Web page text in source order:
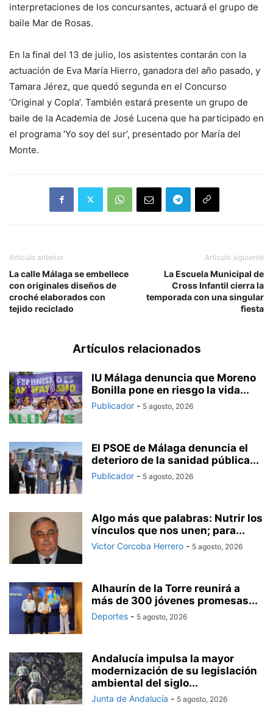
interpretaciones de los concursantes, actuará el grupo de
baile Mar de Rosas.
En la final del 13 de julio, los asistentes contarán con la
actuación de Eva María Hierro, ganadora del año pasado, y
Tamara Jérez, que quedó segunda en el Concurso
‘Original y Copla’. También estará presente un grupo de
baile de la Academia de José Lucena que ha participado en
el programa ‘Yo soy del sur’, presentado por María del
Monte.
Artículo anterior
La calle Málaga se embellece
con originales diseños de
croché elaborados con
tejido reciclado
Artículo siguiente
La Escuela Municipal de
Cross Infantil cierra la
temporada con una singular
fiesta
Artículos relacionados
IU Málaga denuncia que Moreno
Bonilla pone en riesgo la vida...
Publicador - 5 agosto, 2026
El PSOE de Málaga denuncia el
deterioro de la sanidad pública...
Publicador - 5 agosto, 2026
Algo más que palabras: Nutrir los
vínculos que nos unen; para...
Victor Corcoba Herrero - 5 agosto, 2026
Alhaurín de la Torre reunirá a
más de 300 jóvenes promesas...
Deportes - 5 agosto, 2026
Andalucía impulsa la mayor
modernización de su legislación
ambiental del siglo...
Junta de Andalucía - 5 agosto, 2026